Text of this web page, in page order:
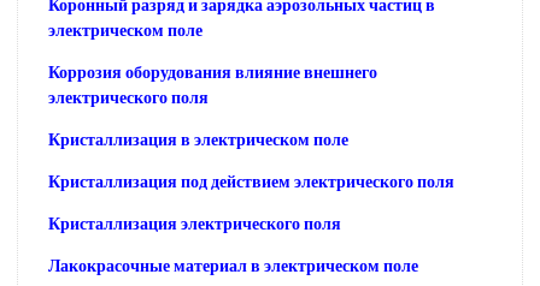
Коронный разряд и зарядка аэрозольных частиц в
электрическом поле
Коррозия оборудования влияние внешнего
электрического поля
Кристаллизация в электрическом поле
Кристаллизация под действием электрического поля
Кристаллизация электрического поля
Лакокрасочные материал в электрическом поле